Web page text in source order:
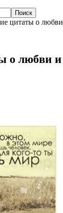
цитаты о
о любви